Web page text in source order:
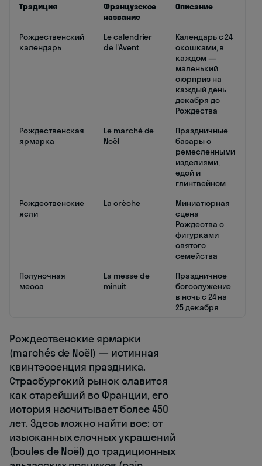
Традиция
Французское
название
Описание
Рождественский
календарь
Le calendrier
de l'Avent
Календарь с 24
окошками, в
каждом —
маленький
сюрприз на
каждый день
декабря до
Рождества
Рождественская
ярмарка
Le marché de
Noël
Праздничные
базары с
ремесленными
изделиями,
едой и
глинтвейном
Рождественские
ясли
La crèche
Миниатюрная
сцена
Рождества с
фигурками
святого
семейства
Полуночная
месса
La messe de
minuit
Праздничное
богослужение
в ночь с 24 на
25 декабря
Рождественские ярмарки
(marchés de Noël) — истинная
квинтэссенция праздника.
Страсбургский рынок славится
как старейший во Франции, его
история насчитывает более 450
лет. Здесь можно найти все: от
изысканных елочных украшений
(boules de Noël) до традиционных